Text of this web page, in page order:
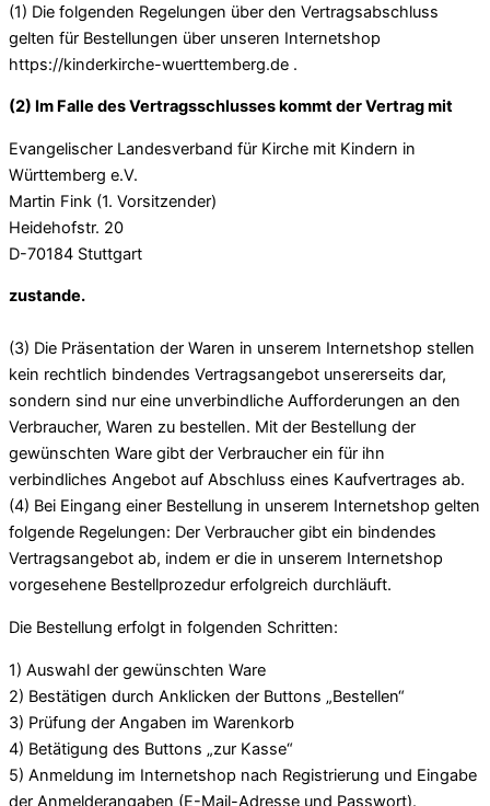
(1) Die folgenden Regelungen über den Vertragsabschluss
gelten für Bestellungen über unseren Internetshop
https://kinderkirche-wuerttemberg.de .
(2) Im Falle des Vertragsschlusses kommt der Vertrag mit
Evangelischer Landesverband für Kirche mit Kindern in
Württemberg e.V.
Martin Fink (1. Vorsitzender)
Heidehofstr. 20
D-70184 Stuttgart
zustande.
(3) Die Präsentation der Waren in unserem Internetshop stellen
kein rechtlich bindendes Vertragsangebot unsererseits dar,
sondern sind nur eine unverbindliche Aufforderungen an den
Verbraucher, Waren zu bestellen. Mit der Bestellung der
gewünschten Ware gibt der Verbraucher ein für ihn
verbindliches Angebot auf Abschluss eines Kaufvertrages ab.
(4) Bei Eingang einer Bestellung in unserem Internetshop gelten
folgende Regelungen: Der Verbraucher gibt ein bindendes
Vertragsangebot ab, indem er die in unserem Internetshop
vorgesehene Bestellprozedur erfolgreich durchläuft.
Die Bestellung erfolgt in folgenden Schritten:
1) Auswahl der gewünschten Ware
2) Bestätigen durch Anklicken der Buttons „Bestellen“
3) Prüfung der Angaben im Warenkorb
4) Betätigung des Buttons „zur Kasse“
5) Anmeldung im Internetshop nach Registrierung und Eingabe
der Anmelderangaben (E-Mail-Adresse und Passwort).